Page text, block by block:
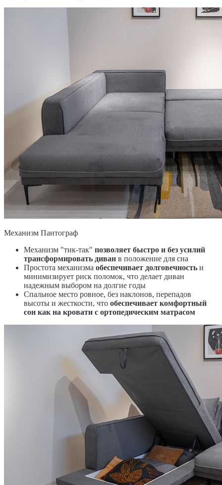
Механизм Пантограф
Механизм "тик-так" позволяет быстро и без усилий
трансформировать диван в положение для сна
Простота механизма обеспечивает долговечность и
минимизирует риск поломок, что делает диван
надежным выбором на долгие годы
Спальное место ровное, без наклонов, перепадов
высоты и жесткости, что обеспечивает комфортный
сон как на кровати с ортопедическим матрасом